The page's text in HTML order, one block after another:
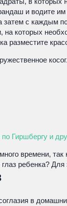
и водите
затем с каждым
на которых
разместите
Гиршбергу и
времени,
ребенка? Для
в